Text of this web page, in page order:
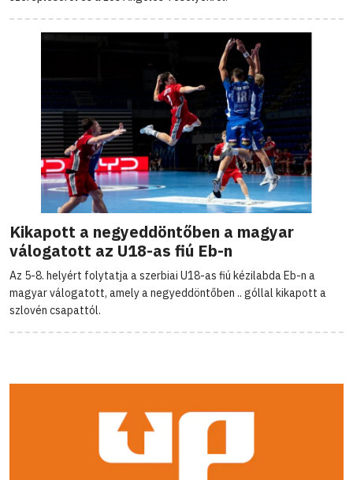
Kikapott a negyeddöntőben a magyar
válogatott az U18-as fiú Eb-n
Az 5-8. helyért folytatja a szerbiai U18-as fiú kézilabda Eb-n a
magyar válogatott, amely a negyeddöntőben .. góllal kikapott a
szlovén csapattól.